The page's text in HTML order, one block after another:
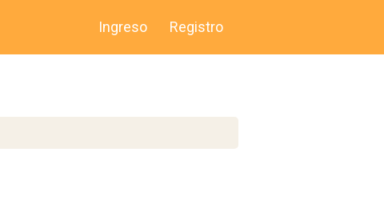
Ingreso Registro